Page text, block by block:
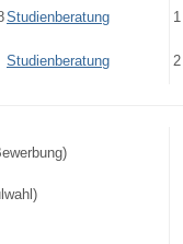
Studienberatung 1
Studienberatung 2